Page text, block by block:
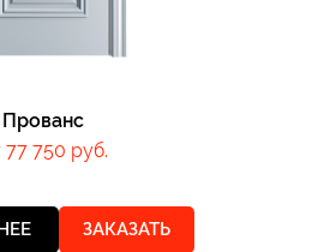
Прованс
77 750 руб.
ЗАКАЗАТЬ